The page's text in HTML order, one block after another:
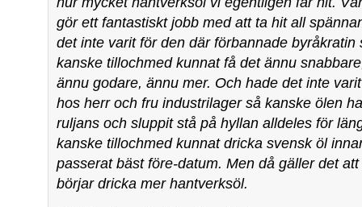
gör ett fantastiskt jobb med att ta hit all
det inte varit för den där förbannade byråkratin
kanske tillochmed kunnat få det ännu
ännu godare, ännu mer. Och hade det inte
hos herr och fru industrilager så kanske ölen
ruljans och sluppit stå på hyllan alldeles för
kanske tillochmed kunnat dricka svensk öl
passerat bäst före-datum. Men då gäller det
börjar dricka mer hantverksöl.